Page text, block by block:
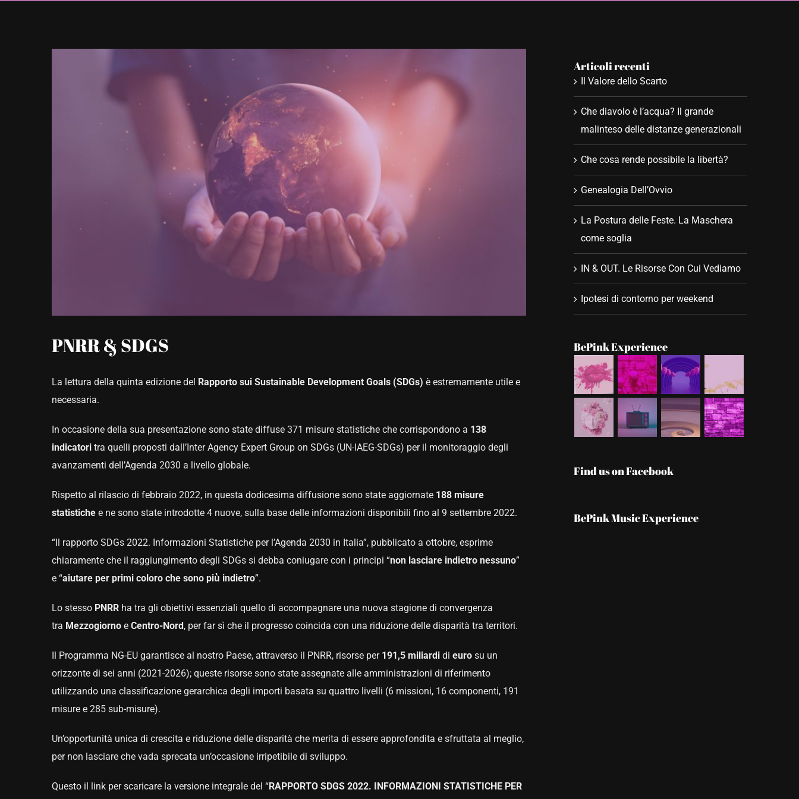
PNRR & SDGS
La lettura della quinta edizione del Rapporto sui Sustainable Development Goals (SDGs) è estremamente utile e
necessaria.
In occasione della sua presentazione sono state diffuse 371 misure statistiche che corrispondono a 138
indicatoritra quelli proposti dall’Inter Agency Expert Group on SDGs (UN-IAEG-SDGs) per il monitoraggio degli
avanzamenti dell’Agenda 2030 a livello globale.
Rispetto al rilascio di febbraio 2022, in questa dodicesima diffusione sono state aggiornate 188 misure
statistichee ne sono state introdotte 4 nuove, sulla base delle informazioni disponibili fino al 9 settembre 2022.
“Il rapporto SDGs 2022. Informazioni Statistiche per l’Agenda 2030 in Italia”, pubblicato a ottobre, esprime
chiaramente che il raggiungimento degli SDGs si debba coniugare con i principi “non lasciare indietro nessuno”
e “aiutare per primi coloro che sono più̀ indietro”.
Lo stesso PNRRha tra gli obiettivi essenziali quello di accompagnare una nuova stagione di convergenza
tra Mezzogiornoe Centro-Nord, per far sì che il progresso coincida con una riduzione delle disparità tra territori.
Il Programma NG-EU garantisce al nostro Paese, attraverso il PNRR, risorse per 191,5 miliardidi eurosu un
orizzonte di sei anni (2021-2026); queste risorse sono state assegnate alle amministrazioni di riferimento
utilizzando una classificazione gerarchica degli importi basata su quattro livelli (6 missioni, 16 componenti, 191
misure e 285 sub-misure).
Un’opportunità unica di crescita e riduzione delle disparità che merita di essere approfondita e sfruttata al meglio,
per non lasciare che vada sprecata un’occasione irripetibile di sviluppo.
Questo il link per scaricare la versione integrale del “RAPPORTO SDGS 2022. INFORMAZIONI STATISTICHE PER
Articoli recenti
Il Valore dello Scarto
Che diavolo è l’acqua? Il grande
malinteso delle distanze generazionali
Che cosa rende possibile la libertà?
Genealogia Dell’Ovvio
La Postura delle Feste. La Maschera
come soglia
IN & OUT. Le Risorse Con Cui Vediamo
Ipotesi di contorno per weekend
BePink Experience
Find us on Facebook
BePink Music Experience